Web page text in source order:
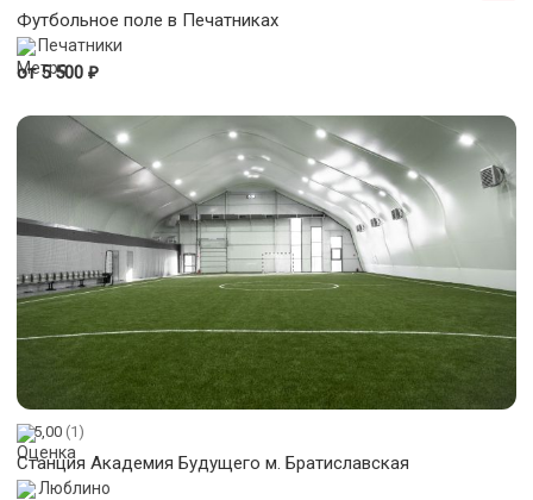
Футбольное поле в Печатниках
Печатники
от 5 500 ₽
5,00 (1)
Станция Академия Будущего м. Братиславская
Люблино